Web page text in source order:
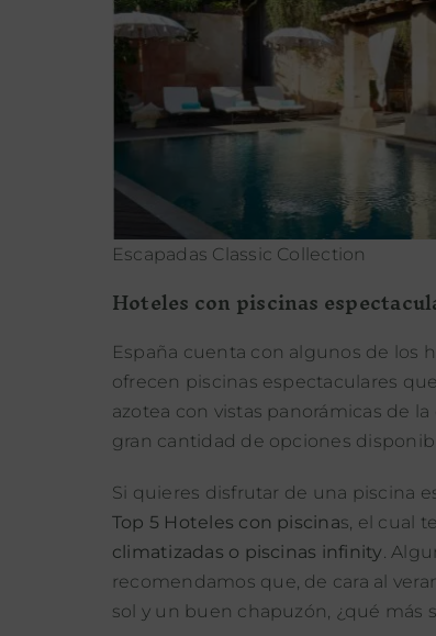
Escapadas Classic Collection
Hoteles con piscinas
España cuenta con algunos de los
ofrecen piscinas espectaculares
azotea con vistas panorámicas de
gran cantidad de opciones
Si quieres disfrutar de una piscina
Top 5 Hoteles con piscinas, el cual
climatizadas o piscinas infinity.
recomendamos que, de cara al
sol y un buen chapuzón, ¿qué más